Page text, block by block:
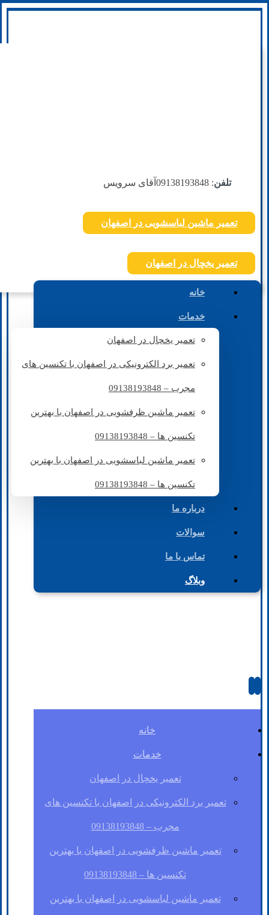
تلفن: 09138193848 آقای سرویس
تعمیر ماشین لباسشویی در اصفهان
تعمیر یخچال در اصفهان
خانه
خدمات
تعمیر یخچال در اصفهان
تعمیر برد الکترونیکی در اصفهان با تکنسین های
مجرب – 09138193848
تعمیر ماشین ظرفشویی در اصفهان با بهترین
تکنسین ها – 09138193848
تعمیر ماشین لباسشویی در اصفهان با بهترین
تکنسین ها – 09138193848
درباره ما
سوالات
تماس با ما
وبلاگ
خانه
خدمات
تعمیر یخچال در اصفهان
تعمیر برد الکترونیکی در اصفهان با تکنسین های
مجرب – 09138193848
تعمیر ماشین ظرفشویی در اصفهان با بهترین
تکنسین ها – 09138193848
تعمیر ماشین لباسشویی در اصفهان با بهترین